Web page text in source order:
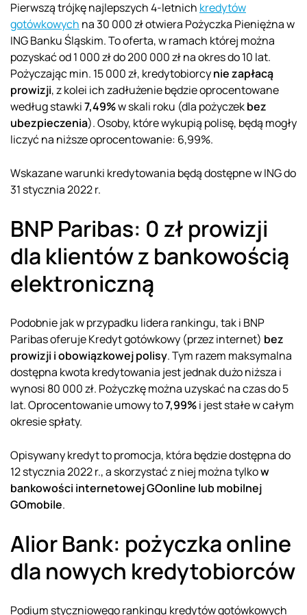
Pierwszą trójkę najlepszych 4-letnich kredytów
gotówkowych na 30 000 zł otwiera Pożyczka Pieniężna w
ING Banku Śląskim. To oferta, w ramach której można
pozyskać od 1 000 zł do 200 000 zł na okres do 10 lat.
Pożyczając min. 15 000 zł, kredytobiorcynie zapłacą
prowizji, z kolei ich zadłużenie będzie oprocentowane
według stawki7,49%w skali roku (dla pożyczekbez
ubezpieczenia). Osoby, które wykupią polisę, będą mogły
liczyć na niższe oprocentowanie: 6,99%.
Wskazane warunki kredytowania będą dostępne w ING do
31 stycznia 2022 r.
BNP Paribas: 0 zł prowizji
dla klientów z bankowością
elektroniczną
Podobnie jak w przypadku lidera rankingu, tak i BNP
Paribas oferuje Kredyt gotówkowy (przez internet) bez
prowizji iobowiązkowejpolisy. Tym razem maksymalna
dostępna kwota kredytowania jest jednak dużo niższa i
wynosi 80 000 zł. Pożyczkę można uzyskać na czas do 5
lat. Oprocentowanie umowy to7,99%i jest stałe w całym
okresie spłaty.
Opisywany kredyt to promocja, która będzie dostępna do
12 stycznia 2022 r., a skorzystać z niej można tylkow
bankowości internetowejGOonline lub mobilnej
GOmobile.
Alior Bank: pożyczka online
dla nowych kredytobiorców
Podium styczniowego rankingu kredytów gotówkowych